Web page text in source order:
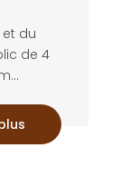
du
de 4